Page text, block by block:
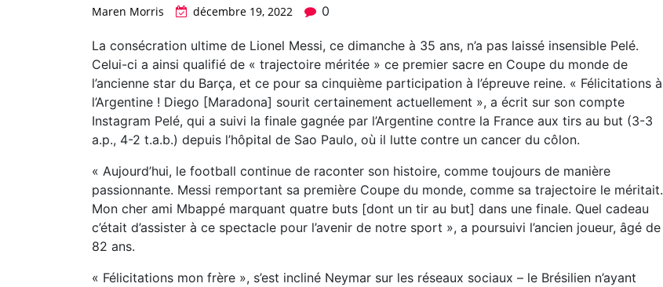
Maren Morris décembre 19, 2022 0
La consécration ultime de Lionel Messi, ce dimanche à 35 ans, n’a pas laissé insensible Pelé.
Celui-ci a ainsi qualifié de « trajectoire méritée » ce premier sacre en Coupe du monde de
l’ancienne star du Barça, et ce pour sa cinquième participation à l’épreuve reine. « Félicitations à
l’Argentine ! Diego [Maradona] sourit certainement actuellement », a écrit sur son compte
Instagram Pelé, qui a suivi la finale gagnée par l’Argentine contre la France aux tirs au but (3-3
a.p., 4-2 t.a.b.) depuis l’hôpital de Sao Paulo, où il lutte contre un cancer du côlon.
« Aujourd’hui, le football continue de raconter son histoire, comme toujours de manière
passionnante. Messi remportant sa première Coupe du monde, comme sa trajectoire le méritait.
Mon cher ami Mbappé marquant quatre buts [dont un tir au but] dans une finale. Quel cadeau
c’était d’assister à ce spectacle pour l’avenir de notre sport », a poursuivi l’ancien joueur, âgé de
82 ans.
« Félicitations mon frère », s’est incliné Neymar sur les réseaux sociaux – le Brésilien n’ayant